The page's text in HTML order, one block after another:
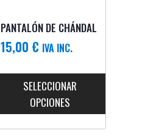
PANTALÓN DE CHÁNDAL
15,00 € IVA INC.
SELECCIONAR
OPCIONES